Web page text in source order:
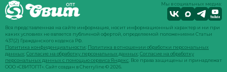
Мы в социальных медиа:
Вся представленная на сайте информация, носит информационный характер и ни при
каких условиях не является публичной офертой, определяемой положениями Статьи
437(2) Гражданского кодекса РФ.
Политика конфиденциальности; Политика в отношении обработки персональных
данных; Согласие на обработку персональных данных; Согласие на обработку
персональных данных с помощью сервиса Яндекс . Все права защищены и принадлежат
ООО «СВИТОПТ». Сайт создан вCherryline© 2026.